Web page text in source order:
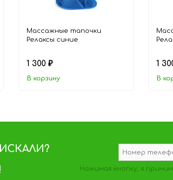
Массажные тапочки
Релаксы cиние
1 300 ₽
В корзину
1
В
Нажимая кнопку, я